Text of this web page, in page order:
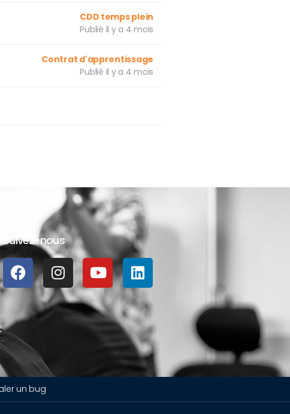
CDD temps plein
Publié il y a 4 mois
Contrat d'apprentissage
Publié il y a 4 mois
Suivez-nous
un bug